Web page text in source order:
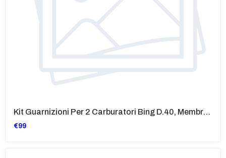
Kit Guarnizioni Per 2 Carburatori Bing D.40, Membrana Inclusa, 40 Mm Per BMW R 100 Tutti I Modelli
€99